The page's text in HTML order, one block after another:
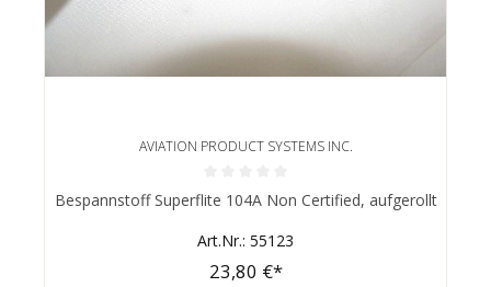
AVIATION PRODUCT SYSTEMS INC.
Durchschnittliche Bewertung von 0 von 5 Sternen
Bespannstoff Superflite 104A Non Certified, aufgerollt
Art.Nr.: 55123
23,80 €*